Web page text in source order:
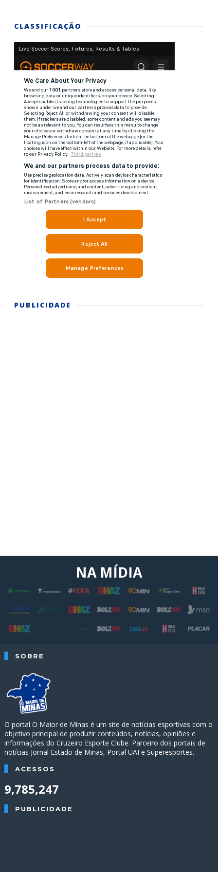
CLASSIFICAÇÃO
PUBLICIDADE
NA MÍDIA
SOBRE
O portal O Maior de Minas é um site de notícias esportivas com o
objetivo principal de produzir conteúdos, notícias, opiniões e
informações do Cruzeiro Esporte Clube. Parceiro dos portais de
notícias Jornal Estado de Minas, Portal UAI e Superesportes.
ACESSOS
9,785,247
PUBLICIDADE